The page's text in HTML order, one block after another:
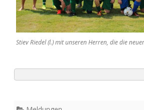
Stiev Riedel (l.) mit unseren Herren, die die